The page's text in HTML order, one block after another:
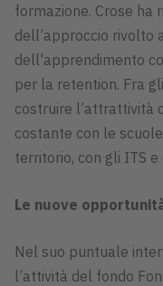
formazione. Crose
dell’approccio rivolto
dell'apprendimento
per la retention. Fra
costruire l’attrattività
costante con le
territorio, con gli ITS e
Le nuove
Nel suo puntuale
l’attività del fondo